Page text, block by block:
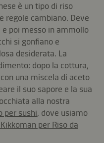
è un tipo di riso
regole cambiano. Deve
poi messo in ammollo
si gonfiano e
desiderata. La
dopo la cottura,
una miscela di aceto
il suo sapore e la sua
alla nostra
per sushi, dove usiamo
per Riso da